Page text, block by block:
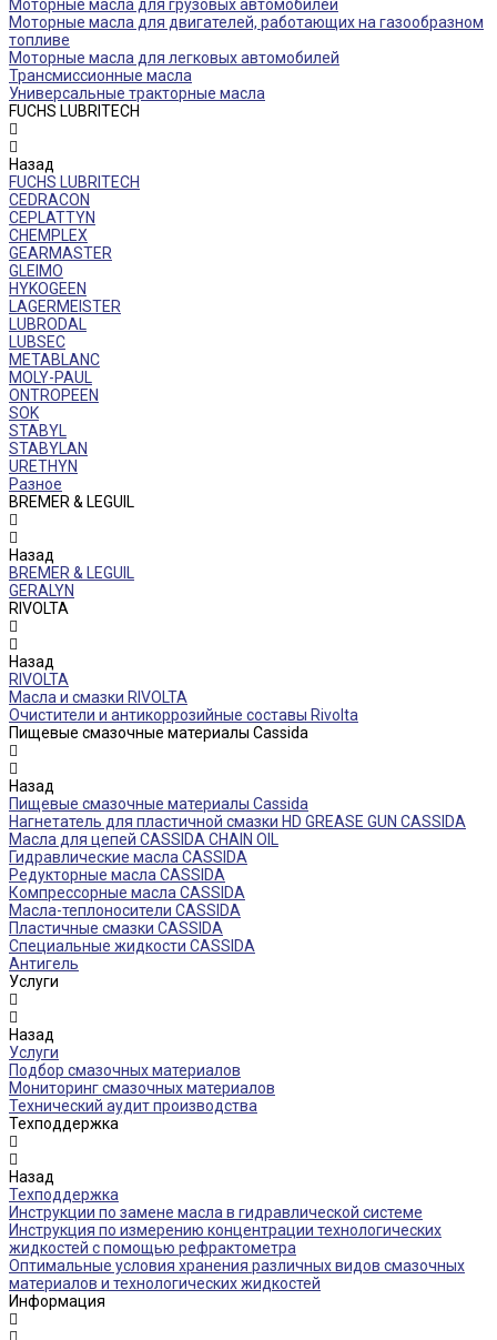
Моторные масла для грузовых автомобилей
Моторные масла для двигателей, работающих на газообразном
топливе
Моторные масла для легковых автомобилей
Трансмиссионные масла
Универсальные тракторные масла
FUCHS LUBRITECH
Назад
FUCHS LUBRITECH
CEDRACON
CEPLATTYN
CHEMPLEX
GEARMASTER
GLEIMO
HYKOGEEN
LAGERMEISTER
LUBRODAL
LUBSEC
METABLANC
MOLY-PAUL
ONTROPEEN
SOK
STABYL
STABYLAN
URETHYN
Разное
BREMER & LEGUIL
Назад
BREMER & LEGUIL
GERALYN
RIVOLTA
Назад
RIVOLTA
Масла и смазки RIVOLTA
Очистители и антикоррозийные составы Rivolta
Пищевые смазочные материалы Cassida
Назад
Пищевые смазочные материалы Cassida
Нагнетатель для пластичной смазки HD GREASE GUN CASSIDA
Масла для цепей CASSIDA CHAIN OIL
Гидравлические масла CASSIDA
Редукторные масла CASSIDA
Компрессорные масла CASSIDA
Масла-теплоносители CASSIDA
Пластичные смазки CASSIDA
Специальные жидкости CASSIDA
Антигель
Услуги
Назад
Услуги
Подбор смазочных материалов
Мониторинг смазочных материалов
Технический аудит производства
Техподдержка
Назад
Техподдержка
Инструкции по замене масла в гидравлической системе
Инструкция по измерению концентрации технологических
жидкостей с помощью рефрактометра
Оптимальные условия хранения различных видов смазочных
материалов и технологических жидкостей
Информация